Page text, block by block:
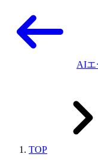
AIエ
TOP